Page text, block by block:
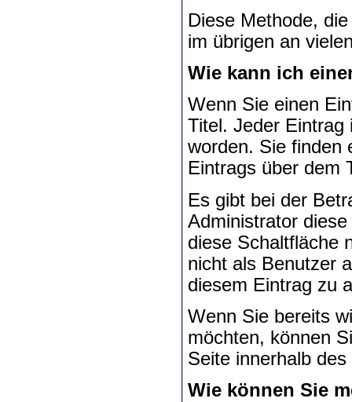
Diese Methode,
im übrigen an
Wie kann ich
Wenn Sie einen
Titel. Jeder
worden. Sie finden
Eintrags über dem
Es gibt bei der
Administrator
diese Schaltfläche
nicht als Benutzer
diesem Eintrag zu
Wenn Sie bereits
möchten, können
Seite innerhalb
Wie können Sie